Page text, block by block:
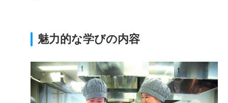
魅力的な学びの内容